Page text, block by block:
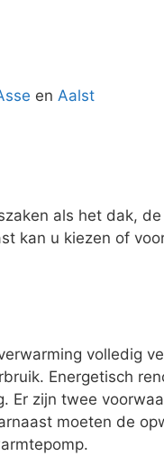
en Aalst
als het dak,
kan u kiezen of
volledig
Energetisch
Er zijn twee
moeten de